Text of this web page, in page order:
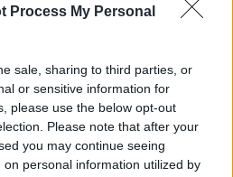
Process My Personal
sale, sharing to third parties, or
or sensitive information for
please use the below opt-out
Please note that after your
you may continue seeing
personal information utilized by